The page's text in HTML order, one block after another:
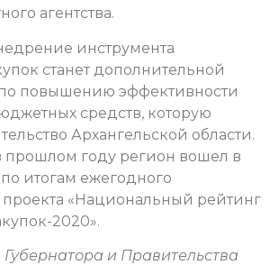
агентства.
инструмента
станет дополнительной
повышению эффективности
средств, которую
Архангельской области.
прошлом году регион вошел в
итогам ежегодного
проекта «Национальный рейтинг
2020».
и Правительства